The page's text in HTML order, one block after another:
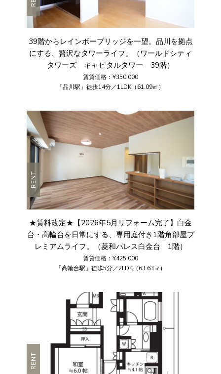
39階からレインボーブリッジを一望。品川を拠点
にする、贅沢なタワーライフ。（ワールドシティ
タワーズ キャピタルタワー 39階）
賃貸価格：¥350,000
「品川駅」徒歩14分／1LDK（61.09㎡）
RENT
★賃料改定★【2026年5月リフォーム完了】白金
台・高輪台を日常にする、専用庭付き1階角部屋プ
レミアムライフ。（菱和パレス白金台 1階）
賃貸価格：¥425,000
「高輪台駅」徒歩5分／2LDK（63.63㎡）
RENT